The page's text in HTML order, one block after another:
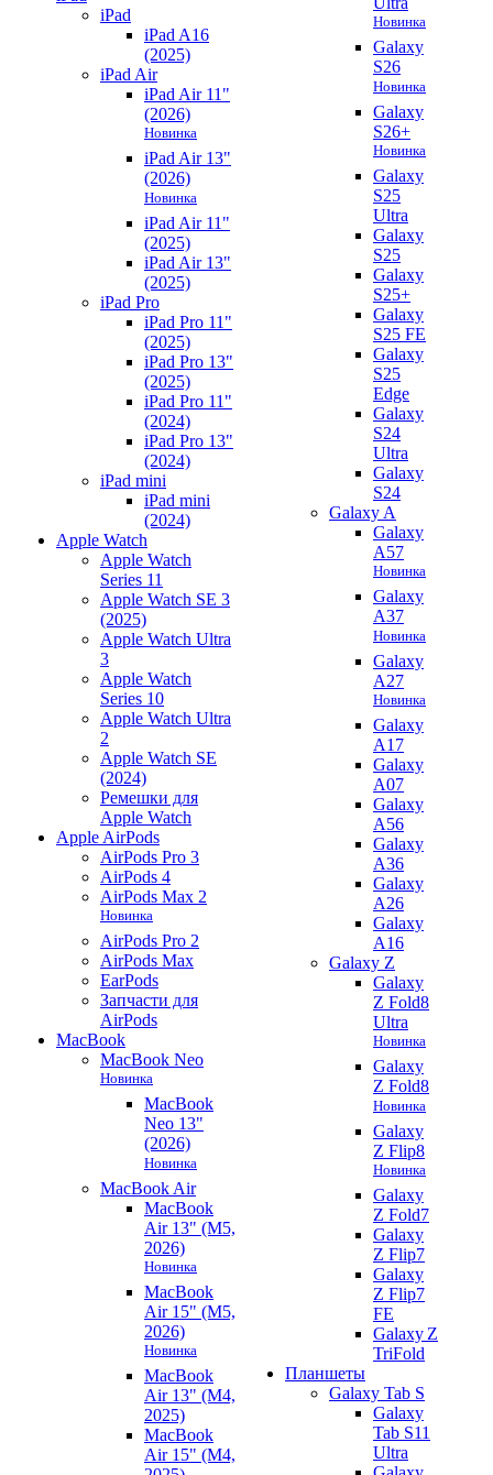
iPad
iPad A16
(2025)
iPad Air
iPad Air 11"
(2026)
Новинка
iPad Air 13"
(2026)
Новинка
iPad Air 11"
(2025)
iPad Air 13"
(2025)
iPad Pro
iPad Pro 11"
(2025)
iPad Pro 13"
(2025)
iPad Pro 11"
(2024)
iPad Pro 13"
(2024)
iPad mini
iPad mini
(2024)
Apple Watch
Apple Watch
Series 11
Apple Watch SE 3
(2025)
Apple Watch Ultra
3
Apple Watch
Series 10
Apple Watch Ultra
2
Apple Watch SE
(2024)
Ремешки для
Apple Watch
Apple AirPods
AirPods Pro 3
AirPods 4
AirPods Max 2
Новинка
AirPods Pro 2
AirPods Max
EarPods
Запчасти для
AirPods
MacBook
MacBook Neo
Новинка
MacBook
Neo 13"
(2026)
Новинка
MacBook Air
MacBook
Air 13" (M5,
2026)
Новинка
MacBook
Air 15" (M5,
2026)
Новинка
MacBook
Air 13" (M4,
2025)
MacBook
Air 15" (M4,
Новинка
Galaxy
S26
Новинка
Galaxy
S26+
Новинка
Galaxy
S25
Ultra
Galaxy
S25
Galaxy
S25+
Galaxy
S25 FE
Galaxy
S25
Edge
Galaxy
S24
Ultra
Galaxy
S24
Galaxy A
Galaxy
A57
Новинка
Galaxy
A37
Новинка
Galaxy
A27
Новинка
Galaxy
A17
Galaxy
A07
Galaxy
A56
Galaxy
A36
Galaxy
A26
Galaxy
A16
Galaxy Z
Galaxy
Z Fold8
Ultra
Новинка
Galaxy
Z Fold8
Новинка
Galaxy
Z Flip8
Новинка
Galaxy
Z Fold7
Galaxy
Z Flip7
Galaxy
Z Flip7
FE
Galaxy Z
TriFold
Планшеты
Galaxy Tab S
Galaxy
Tab S11
Ultra